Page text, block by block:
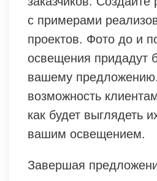
с примерами
проектов. Фото до и
освещения придадут
вашему
возможность
как будет выглядеть
вашим освещением.
Завершая